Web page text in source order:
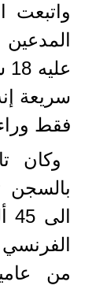
واتبعت
سريعة
فقط
وكان
بالسجن
من